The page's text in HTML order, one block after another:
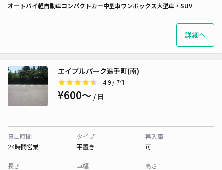
オートバイ軽自動車コンパクトカー中型車ワンボックス大型車・SUV
詳細へ
エイブルパーク追手町(南)
4.9 / 7件
¥600〜 / 日
貸出時間
24時間営業
タイプ
平置き
再入庫
可
長さ
車幅
高さ